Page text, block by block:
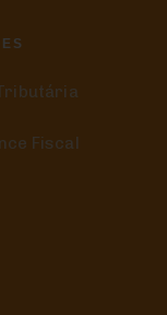
Fiscal